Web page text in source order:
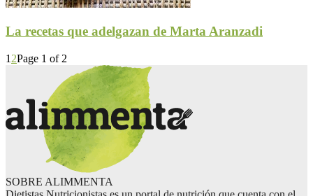
La recetas que adelgazan de Marta Aranzadi
1 2Page 1 of 2
SOBRE ALIMMENTA